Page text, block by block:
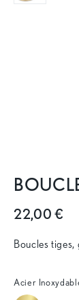
22,00 €
Boucles tiges,
Acier